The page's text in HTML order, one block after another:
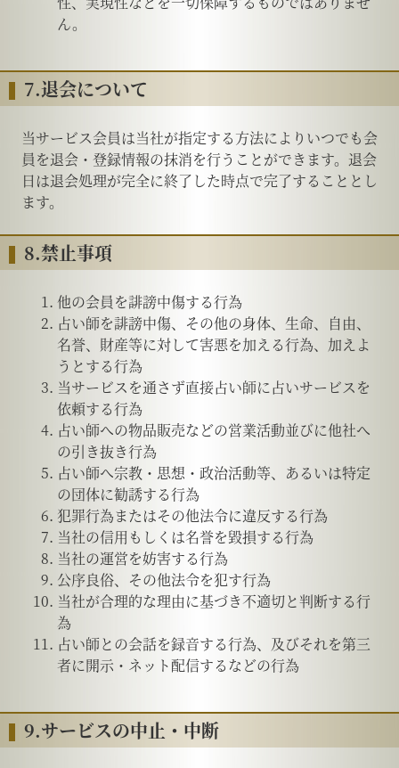
ん。
7.退会について
当サービス会員は当社が指定する方法によりいつでも会
員を退会・登録情報の抹消を行うことができます。退会
日は退会処理が完全に終了した時点で完了することとし
ます。
8.禁止事項
他の会員を誹謗中傷する行為
占い師を誹謗中傷、その他の身体、生命、自由、
名誉、財産等に対して害悪を加える行為、加えよ
うとする行為
当サービスを通さず直接占い師に占いサービスを
依頼する行為
占い師への物品販売などの営業活動並びに他社へ
の引き抜き行為
占い師へ宗教・思想・政治活動等、あるいは特定
の団体に勧誘する行為
犯罪行為またはその他法令に違反する行為
当社の信用もしくは名誉を毀損する行為
当社の運営を妨害する行為
公序良俗、その他法令を犯す行為
当社が合理的な理由に基づき不適切と判断する行
為
占い師との会話を録音する行為、及びそれを第三
者に開示・ネット配信するなどの行為
9.サービスの中止・中断